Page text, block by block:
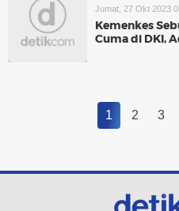
Jumat, 27 Okt 2023
Kemenkes
Cuma di DKI,
1 2 3